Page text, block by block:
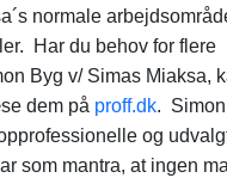
normale
Har du behov for flere
Byg v/ Simas Miaksa,
dem på proff.dk.
og
som mantra, at ingen